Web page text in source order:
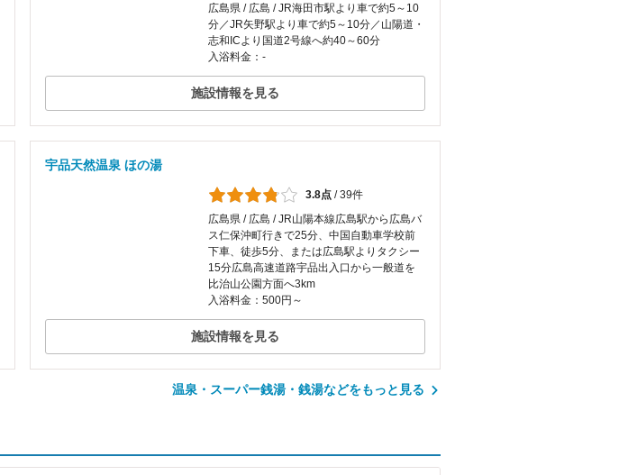
広島県 / 広島 / JR海田市駅より車で約5～10
分／JR矢野駅より車で約5～10分／山陽道・
志和ICより国道2号線へ約40～60分
入浴料金：-
施設情報を見る
宇品天然温泉 ほの湯
3.8点 /39件
広島県 / 広島 / JR山陽本線広島駅から広島バ
ス仁保沖町行きで25分、中国自動車学校前
下車、徒歩5分、または広島駅よりタクシー
15分広島高速道路宇品出入口から一般道を
比治山公園方面へ3km
入浴料金：500円～
施設情報を見る
温泉・スーパー銭湯・銭湯などをもっと見る